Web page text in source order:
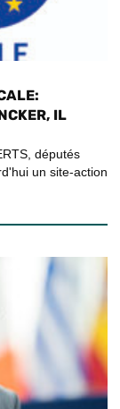
IL
députés
un site-action